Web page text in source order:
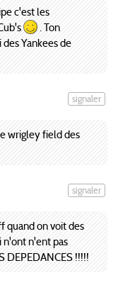
c'est les
. Ton
Yankees de
signaler
wrigley field des
signaler
quand on voit des
n'ont n'ent pas
DEPEDANCES !!!!!